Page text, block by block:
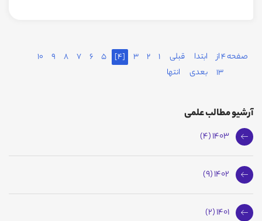
صفحه 4 از
13
ابتدا قبلی 1
2
3
[4]
5
6
7
8
9
10
بعدی
انتها
آرشیو مطالب علمی
1403 (4)
1402 (9)
1401 (2)